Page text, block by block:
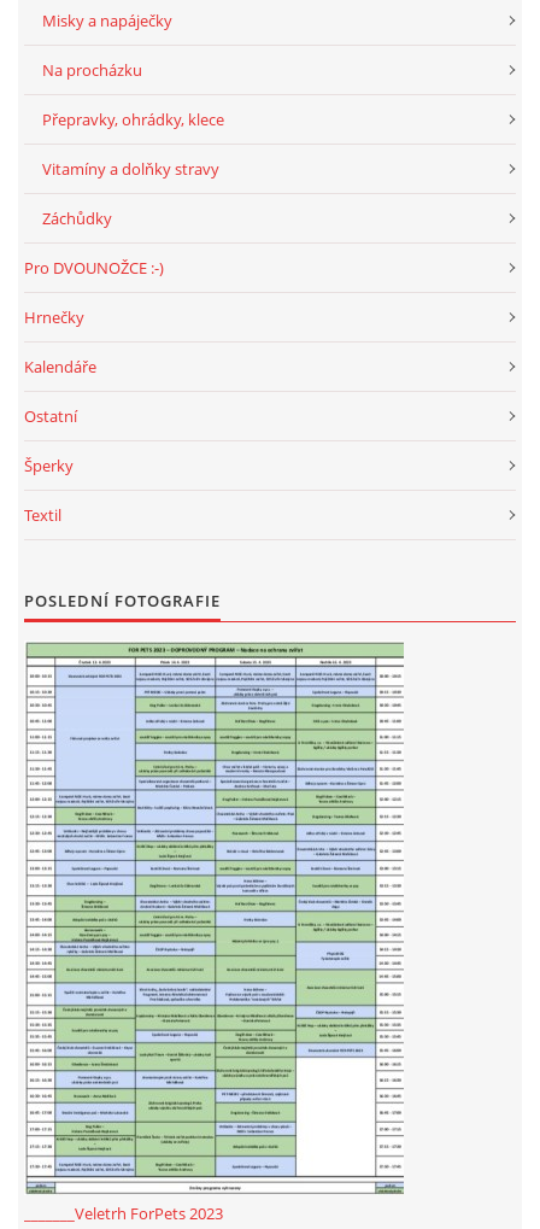
O FRETCE
CHCI SI POŘÍDIT FRETKU
NEMOCI FRETEK
JEDNA ČÍ VÍCE FRETEK?
KASTRACE
STRAVA
PODPORA
E - S H O P
HISTORIE 2022
O NÁS :-)
VÝROČNÍ ZPRÁVY
KONTAKT
Misky a napáječky
Na procházku
Přepravky, ohrádky, klece
Vitamíny a dolňky stravy
Záchůdky
Pro DVOUNOŽCE :-)
Hrnečky
Kalendáře
Ostatní
Šperky
Textil
POSLEDNÍ FOTOGRAFIE
_______Veletrh ForPets 2023